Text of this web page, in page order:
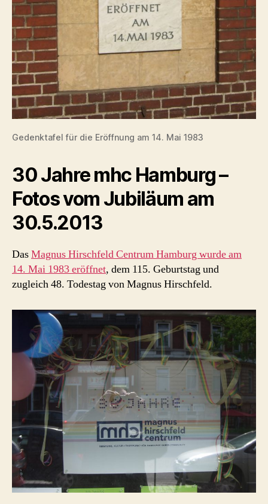
Gedenktafel für die Eröffnung am 14. Mai 1983
30 Jahre mhc Hamburg –
Fotos vom Jubiläum am
30.5.2013
DasMagnus Hirschfeld Centrum Hamburg wurde am
14. Mai 1983 eröffnet, dem 115. Geburtstag und
zugleich 48. Todestag von Magnus Hirschfeld.